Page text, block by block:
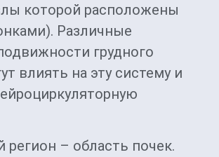
которой расположены
Различные
грудного
влиять на эту систему и
– область почек.